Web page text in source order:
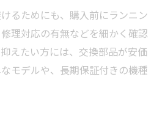
るためにも、購入前にランニン
理対応の有無などを細かく確認
えたい方には、交換部品が安価
モデルや、長期保証付きの機種